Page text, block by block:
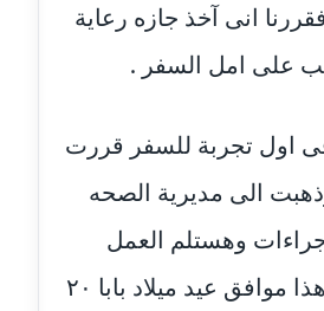
محسن
القط
الكرم
انى آخذ جازه رعاية
على امل السفر .
اول تجربة للسفر قررت
الى مديرية الصحه
وهستلم العمل
تانى يوم وكان هذا موافق عيد ميلاد بابا ٢٠